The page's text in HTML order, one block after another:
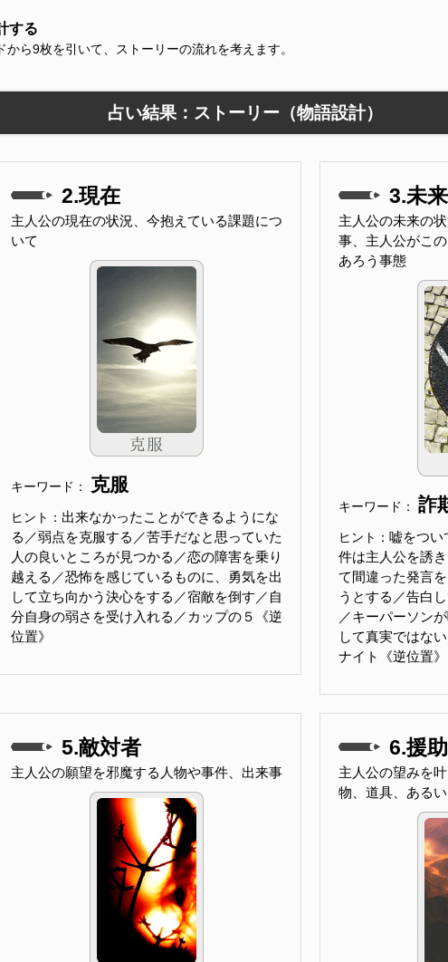
する
ら9枚を引いて、ストーリーの流れを考えます。
占い結果：ストーリー（物語設計）
2.現在
主人公の現在の状況、今抱えている課題につ
いて
キーワード： 克服
ヒント： 出来なかったことができるようにな
る／弱点を克服する／苦手だなと思っていた
人の良いところが見つかる／恋の障害を乗り
越える／恐怖を感じているものに、勇気を出
して立ち向かう決心をする／宿敵を倒す／自
分自身の弱さを受け入れる／カップの５《逆
位置》
3.未来
主人公の未来の
事、主人公がこ
あろう事態
キーワード： 詐
ヒント： 嘘をつい
件は主人公を誘
て間違った発言
うとする／告白
／キーパーソン
して真実ではな
ナイト《逆位置》
5.敵対者
主人公の願望を邪魔する人物や事件、出来事
6.援
主人公の望みを
物、道具、ある